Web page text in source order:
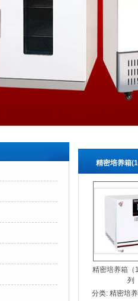
精密培养箱
精密培养箱（
列
分类: 精密培